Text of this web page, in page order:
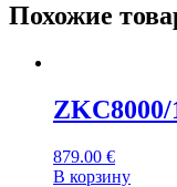
Похожие
ZKC8000/
879.00 €
В корзину